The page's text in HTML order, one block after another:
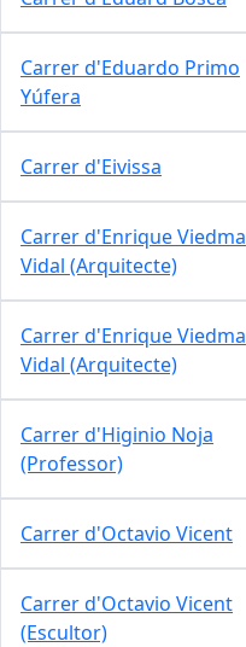
Carrer d'Eduardo Primo
Yúfera
Carrer d'Eivissa
Carrer d'Enrique Viedma
Vidal (Arquitecte)
Carrer d'Enrique Viedma
Vidal (Arquitecte)
Carrer d'Higinio Noja
(Professor)
Carrer d'Octavio Vicent
Carrer d'Octavio Vicent
(Escultor)